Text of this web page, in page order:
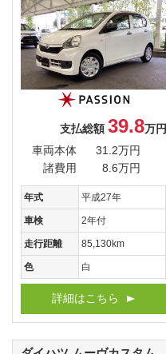
支払総額 39.8万円
車両本体
31.2万円
諸費用
8.6万円
年式 平成27年
車検 2年付
走行距離 85,130km
色 白
詳細はこちら